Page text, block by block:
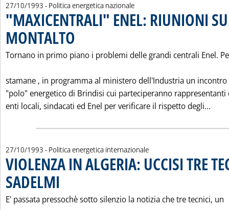
27/10/1993 - Politica energetica nazionale
"MAXICENTRALI" ENEL: RIUNIONI
MONTALTO
Tornano in primo piano i problemi delle grandi centrali Enel.
stamane ‚ in programma al ministero dell'Industria un incontro
"polo" energetico di Brindisi cui parteciperanno rappresentanti
enti locali, sindacati ed Enel per verificare il rispetto degli...
27/10/1993 - Politica energetica internazionale
VIOLENZA IN ALGERIA: UCCISI TRE
SADELMI
E' passata pressochè sotto silenzio la notizia che tre tecnici, un